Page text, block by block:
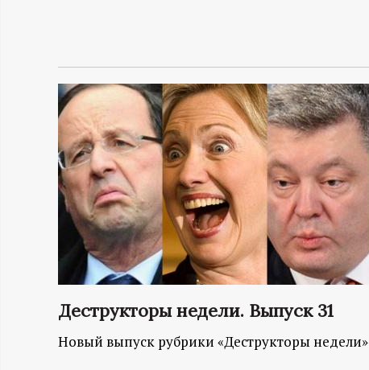
н
ф
о
р
м
ц
и
Деструкторы недели. Выпуск 31
Новый выпуск рубрики «Деструкторы недели»